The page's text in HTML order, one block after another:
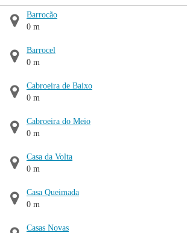
Barrocão
0 m
Barrocel
0 m
Cabroeira de Baixo
0 m
Cabroeira do Meio
0 m
Casa da Volta
0 m
Casa Queimada
0 m
Casas Novas